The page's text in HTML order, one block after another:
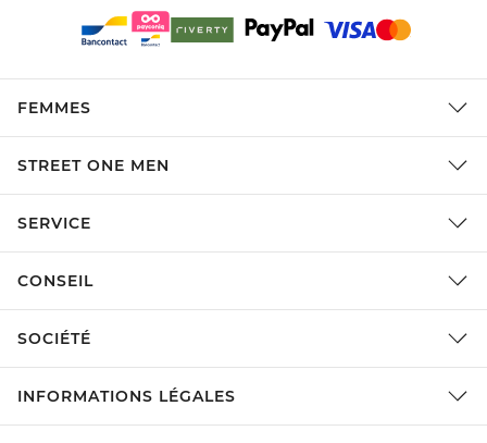
FEMMES
STREET ONE MEN
SERVICE
CONSEIL
SOCIÉTÉ
INFORMATIONS LÉGALES